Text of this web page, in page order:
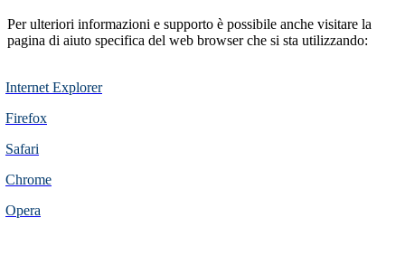
Per ulteriori informazioni e supporto è possibile anche visitare la
pagina di aiuto specifica del web browser che si sta utilizzando:
Internet Explorer
Firefox
Safari
Chrome
Opera